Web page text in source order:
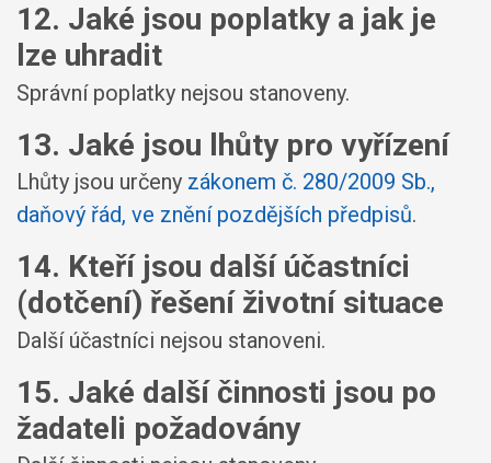
12. Jaké jsou poplatky a jak je
lze uhradit
Správní poplatky nejsou stanoveny.
13. Jaké jsou lhůty pro vyřízení
Lhůty jsou určeny zákonem č. 280/2009 Sb.,
daňový řád, ve znění pozdějších předpisů.
14. Kteří jsou další účastníci
(dotčení) řešení životní situace
Další účastníci nejsou stanoveni.
15. Jaké další činnosti jsou po
žadateli požadovány